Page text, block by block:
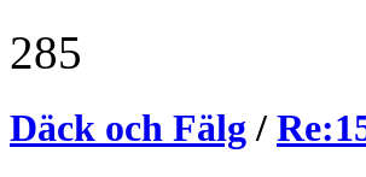
285
Däck och Fälg /